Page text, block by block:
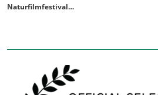
Naturfilmfestival…